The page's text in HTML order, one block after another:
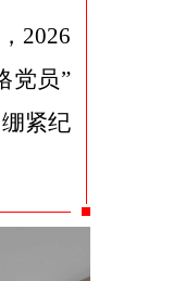
2026
党员”
紧纪